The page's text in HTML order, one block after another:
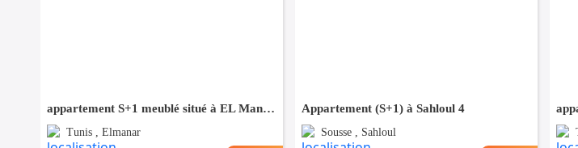
appartement S+1 meublé situé à EL Manar 1
Tunis , Elmanar
Appartement (S+1) à Sahloul 4
Sousse , Sahloul